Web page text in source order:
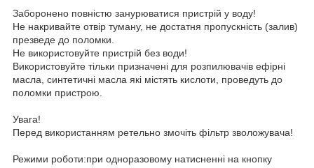
Заборонено повністю занурюватися пристрій у воду!
Не накривайте отвір туману, не достатня пропускність (залив)
презведе до поломки.
Не використовуйте пристрій без води!
Використовуйте тільки призначені для розпилювачів ефірні
масла, синтетичні масла які містять кислоти, проведуть до
поломки пристрою.
Увага!
Перед використанням ретельно змочіть фільтр зволожувача!
Режими роботи:при одноразовому натисненні на кнопку